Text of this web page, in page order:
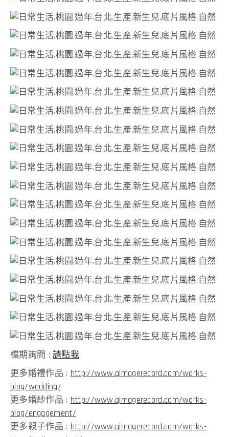
檔期詢問 :請點我
更多婚禮作品 : http://www.qimagerecord.com/works-
blog/wedding/
更多婚紗作品 : http://www.qimagerecord.com/works-
blog/engagement/
更多親子作品 : http://www.qimagerecord.com/works-